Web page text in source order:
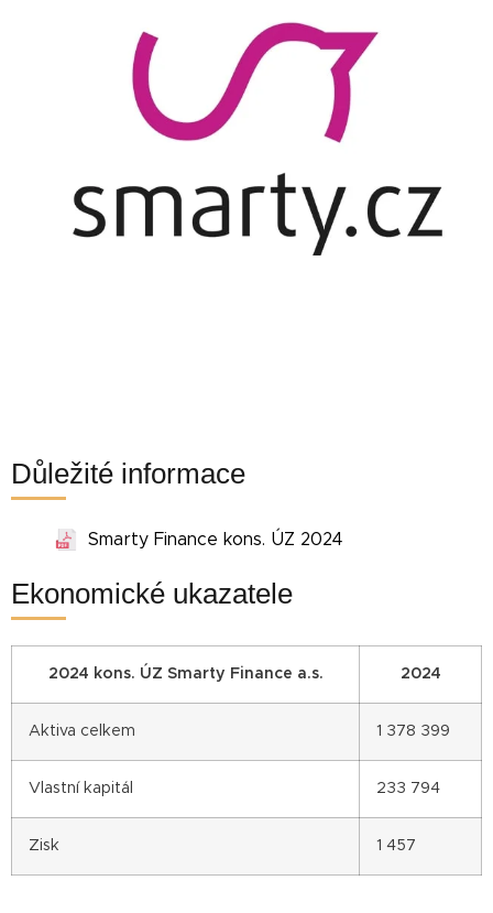
Důležité informace
Smarty Finance kons. ÚZ 2024
Ekonomické ukazatele
2024 kons. ÚZ Smarty Finance a.s. 2024
Aktiva celkem 1 378 399
Vlastní kapitál 233 794
Zisk 1 457